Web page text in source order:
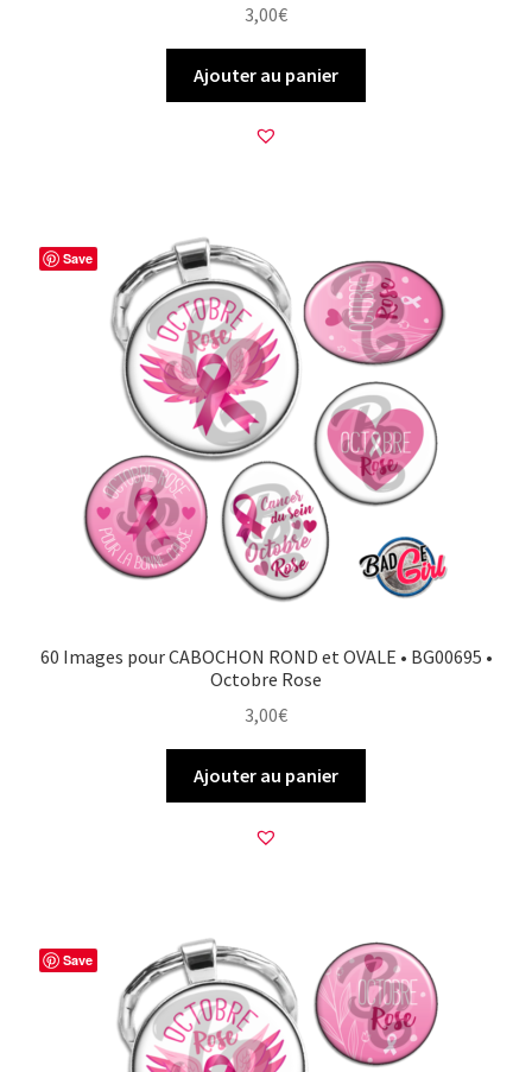
3,00€
Ajouter au panier
Save
60 Images pour CABOCHON ROND et OVALE • BG00695 •
Octobre Rose
3,00€
Ajouter au panier
Save